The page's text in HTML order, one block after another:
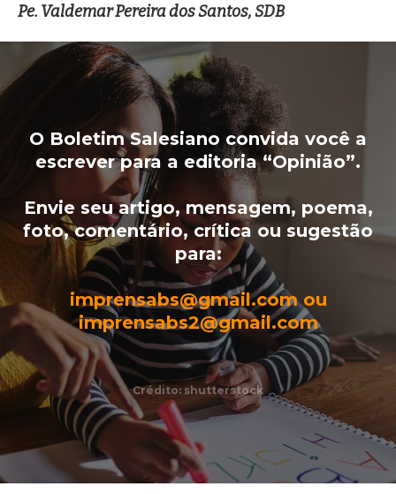
Pe. Valdemar Pereira dos Santos, SDB
O Boletim Salesiano convida você a
escrever para a editoria “Opinião”.
Envie seu artigo, mensagem, poema,
foto, comentário, crítica ou sugestão
para:
imprensabs@gmail.com ou
imprensabs2@gmail.com
Crédito: shutterstock